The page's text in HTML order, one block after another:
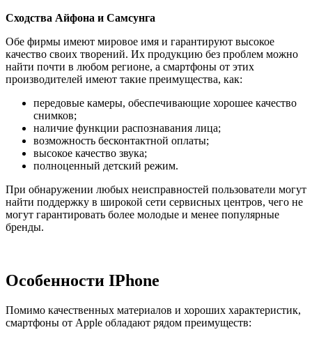
Сходства Айфона и Самсунга
Обе фирмы имеют мировое имя и гарантируют высокое
качество своих творений. Их продукцию без проблем можно
найти почти в любом регионе, а смартфоны от этих
производителей имеют такие преимущества, как:
передовые камеры, обеспечивающие хорошее качество
снимков;
наличие функции распознавания лица;
возможность бесконтактной оплаты;
высокое качество звука;
полноценный детский режим.
При обнаружении любых неисправностей пользователи могут
найти поддержку в широкой сети сервисных центров, чего не
могут гарантировать более молодые и менее популярные
бренды.
Особенности IPhone
Помимо качественных материалов и хороших характеристик,
смартфоны от Apple обладают рядом преимуществ: